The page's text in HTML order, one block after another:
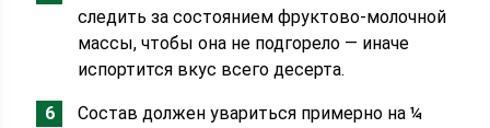
следить за состоянием фруктово-молочной
массы, чтобы она не подгорело — иначе
испортится вкус всего десерта.
Состав должен увариться примерно на ¼